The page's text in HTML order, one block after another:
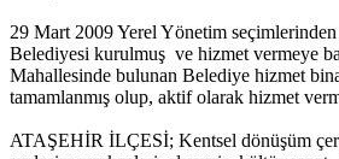
29 Mart 2009 Yerel Yönetim
Belediyesi kurulmuş ve hizmet vermeye
Mahallesinde bulunan Belediye hizmet
tamamlanmış olup, aktif olarak hizmet
ATAŞEHİR İLÇESİ; Kentsel dönüşüm